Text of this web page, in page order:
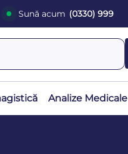
Sună acum (0330) 999
Analize Medicale